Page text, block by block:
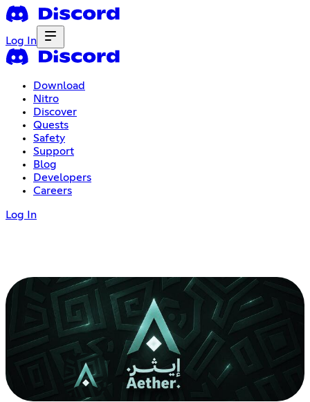
Log In
Download
Nitro
Discover
Quests
Safety
Support
Blog
Developers
Careers
Log In